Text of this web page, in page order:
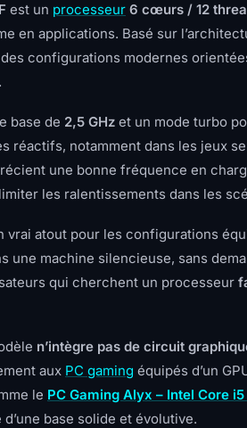
est un processeur 6 cœurs / 12
en applications. Basé sur
des configurations modernes
base de 2,5 GHz et un mode turbo
réactifs, notamment dans les jeux
une bonne fréquence en
les ralentissements dans les
vrai atout pour les configurations
une machine silencieuse, sans
qui cherchent un processeur
n’intègre pas de circuit
aux PC gaming équipés d’un
le PC Gaming Alyx – Intel Core
base solide et évolutive.